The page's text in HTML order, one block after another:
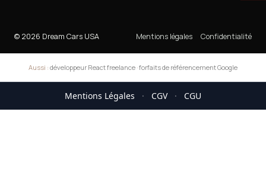
© 2026 Dream Cars USA Mentions légales Confidentialité
Aussi : développeur React freelance ·forfaits de référencement Google
Mentions Légales · CGV · CGU